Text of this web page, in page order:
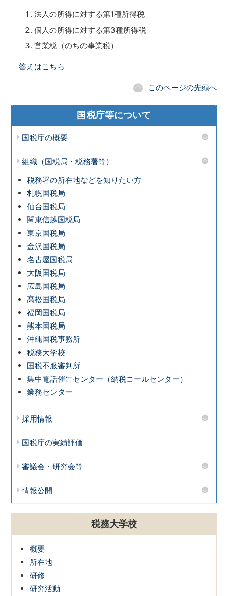
法人の所得に対する第1種所得税
個人の所得に対する第3種所得税
営業税（のちの事業税）
答えはこちら
このページの先頭へ
国税庁等について
国税庁の概要
組織（国税局・税務署等）
税務署の所在地などを知りたい方
札幌国税局
仙台国税局
関東信越国税局
東京国税局
金沢国税局
名古屋国税局
大阪国税局
広島国税局
高松国税局
福岡国税局
熊本国税局
沖縄国税事務所
税務大学校
国税不服審判所
集中電話催告センター（納税コールセンター）
業務センター
採用情報
国税庁の実績評価
審議会・研究会等
情報公開
税務大学校
概要
所在地
研修
研究活動